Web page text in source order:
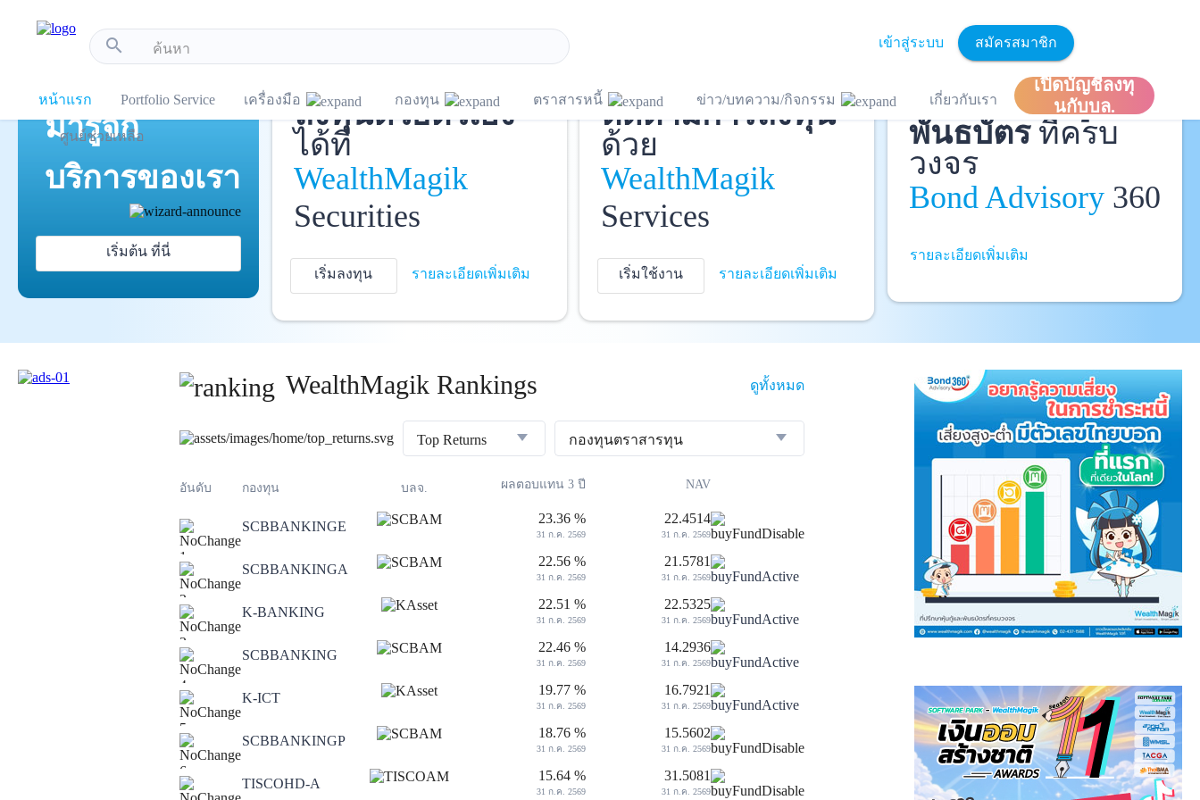
search เข้าสู่ระบบ สมัครสมาชิก
หน้าแรก Portfolio Service เครื่องมือ กองทุน ตราสารหนี้ ข่าว/บทความ/กิจกรรม เกี่ยวกับเรา
ศูนย์ช่วยเหลือ
เปิดบัญชีลงทุ
นกับบล.
มารู้จัก
บริการของเรา
เริ่มต้น ที่นี่
เปิดบัญชี
และ
ลงทุนด้วยตัวเอง
ได้ที่
WealthMagik
Securities
เริ่มลงทุน รายละเอียดเพิ่มเติม
บันทึกพอร์ต
และ
ติดตามการลงทุน
ด้วย
WealthMagik
Services
เริ่มใช้งาน รายละเอียดเพิ่มเติม
ที่ปรึกษาหุ้นกู้และ
พันธบัตรที่ครบ
วงจร
Bond Advisory360
รายละเอียดเพิ่มเติม
WealthMagik Rankings ดูทั้งหมด
Top Returns กองทุนตราสารทุน
อันดับ กองทุน บลจ. ผลตอบแทน 3 ปี NAV
1
SCBBANKINGE
23.36 %
31 ก.ค. 2569
22.4514
31 ก.ค. 2569
2
SCBBANKINGA
22.56 %
31 ก.ค. 2569
21.5781
31 ก.ค. 2569
3
K-BANKING
22.51 %
31 ก.ค. 2569
22.5325
31 ก.ค. 2569
4
SCBBANKING
22.46 %
31 ก.ค. 2569
14.2936
31 ก.ค. 2569
5
K-ICT
19.77 %
31 ก.ค. 2569
16.7921
31 ก.ค. 2569
6
SCBBANKINGP
18.76 %
31 ก.ค. 2569
15.5602
31 ก.ค. 2569
TISCOHD-A
15.64 %
31 ก.ค. 2569
31.5081
31 ก.ค. 2569